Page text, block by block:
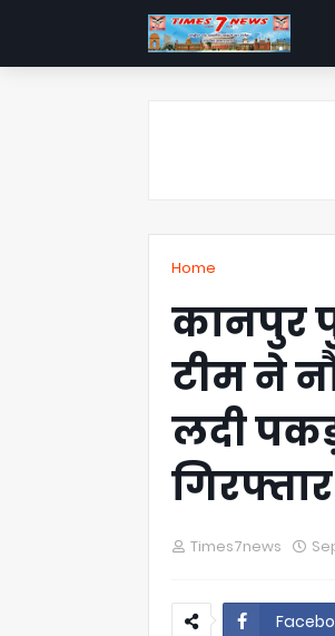
Home
कानपुर
टीम ने
लदी
Times7news